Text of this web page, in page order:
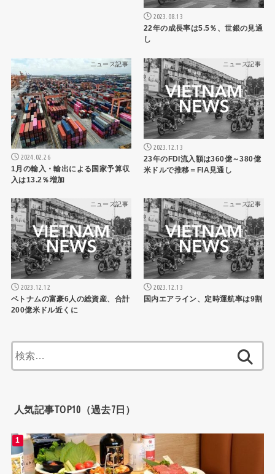
2023.08.13
22年の成長率は5.5％、世銀の見通
し
ニュース記事
2024.02.26
1月の輸入・輸出による国家予算収
入は13.2％増加
ニュース記事
2023.12.13
23年のFDI流入額は360億～380億
米ドルで推移＝FIA見通し
ニュース記事
2023.12.12
ベトナムの富豪6人の総資産、合計
200億米ドル近くに
ニュース記事
2023.12.13
国内エアライン、定時運航率は9割
索:
人気記事TOP10（過去7日）